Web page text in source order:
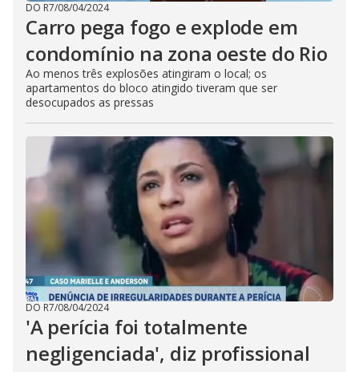
DO R7/08/04/2024
Carro pega fogo e explode em
condomínio na zona oeste do Rio
Ao menos três explosões atingiram o local; os
apartamentos do bloco atingido tiveram que ser
desocupados as pressas
DO R7/08/04/2024
'A perícia foi totalmente
negligenciada', diz profissional